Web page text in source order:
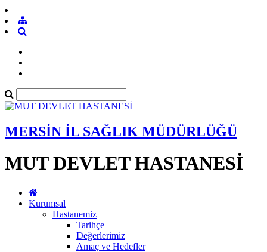
MERSİN İL SAĞLIK MÜDÜRLÜĞÜ
MUT DEVLET HASTANESİ
Kurumsal
Hastanemiz
Tarihçe
Değerlerimiz
Amaç ve Hedefler